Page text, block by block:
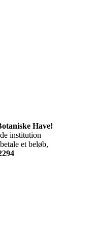
Have!
institution
et beløb,